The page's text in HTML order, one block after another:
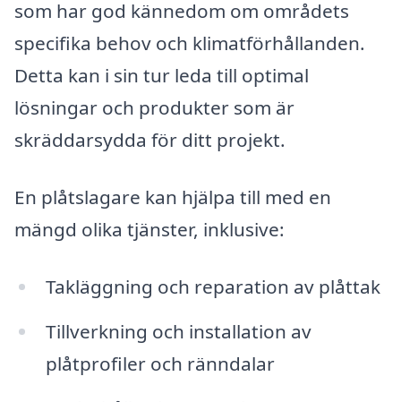
som har god kännedom om områdets
specifika behov och klimatförhållanden.
Detta kan i sin tur leda till optimal
lösningar och produkter som är
skräddarsydda för ditt projekt.
En plåtslagare kan hjälpa till med en
mängd olika tjänster, inklusive:
Takläggning och reparation av plåttak
Tillverkning och installation av
plåtprofiler och ränndalar